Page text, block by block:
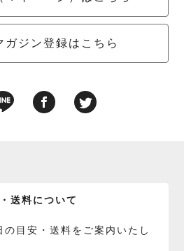
ガジン登録はこちら
送料について
の目安・送料をご案内いたし